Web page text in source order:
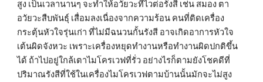
สูง เป็นเวลานานๆ จะทำให้อวัยวะที่ไวต่อรังสี เช่น สมอง ตา
อวัยวะสืบพันธุ์ เสื่อมลงเนื่องจากความร้อน คนที่ติดเครื่อง
กระตุ้นหัวใจรุ่นเก่า ที่ไม่มีฉนวนกั้นรังสี อาจเกิดอาการหัวใจ
เต้นผิดจังหวะ เพราะเครื่องหยุดทำงานหรือทำงานผิดปกติขึ้น
ได้ ถ้าไปอยู่ใกล้เตาไมโครเวฟที่รั่ว อย่างไรก็ตามยังโชคดีที่
ปริมาณรังสีที่ใช้ในเครื่องไมโครเวฟตามบ้านนั้นมักจะไม่สูง